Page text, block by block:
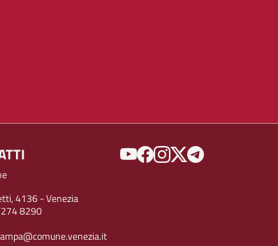
4136 - Venezia
8290
SOCIAL MENU